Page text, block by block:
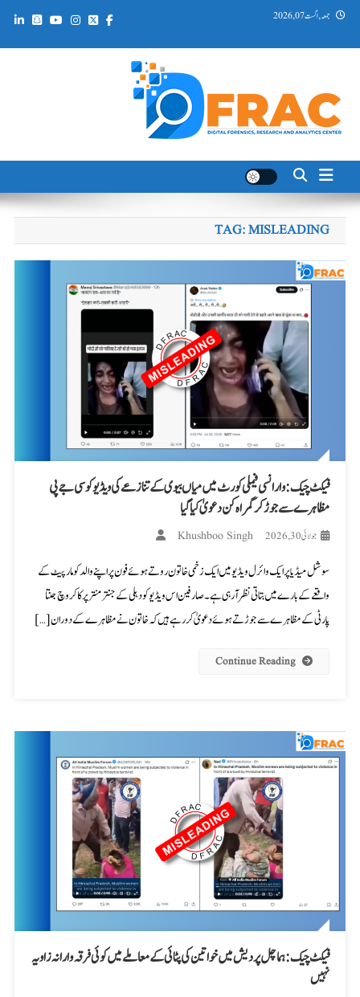
Skip جمعہ, اگست 07, 2026
DFRAC_ORG
TAG:MISLEADING
فیکٹ چیک: وارانسی فیملی کورٹ میں میاں بیوی کے تنازعے کی ویڈیو کو سی جے پی
مظاہرے سے جوڑ کر گمراہ کن دعویٰ کیا گیا
جولائی 30, 2026 Khushboo Singh
سوشل میڈیا پر ایک وائرل ویڈیو میں ایک زخمی خاتون روتے ہوئے فون پر اپنے والد کو مارپیٹ کے
واقعے کے بارے میں بتاتی نظر آ رہی ہے۔ صارفین اس ویڈیو کو دہلی کے جنتر منتر پر کاکروچ جنتا
پارٹی کے مظاہرے سے جوڑتے ہوئے دعویٰ کر رہے ہیں کہ خاتون نے مظاہرے کے دوران […]
Continue Reading
فیکٹ چیک: ہماچل پردیش میں خواتین کی پٹائی کے معاملے میں کوئی فرقہ وارانہ زاویہ
نہیں